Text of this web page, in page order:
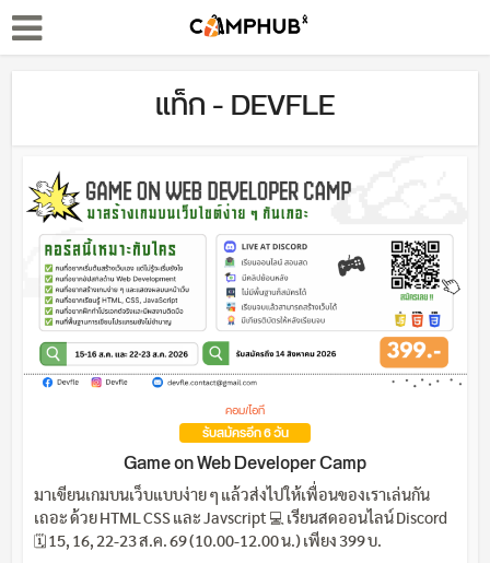
แท็ก - DEVFLE
คอม/ไอที
รับสมัครอีก 6 วัน
Game on Web Developer Camp
มาเขียนเกมบนเว็บแบบง่าย ๆ แล้วส่งไปให้เพื่อนของเราเล่นกัน
เถอะ ด้วย HTML CSS และ Javscript 💻 เรียนสดออนไลน์ Discord
🗓️ 15, 16, 22-23 ส.ค. 69 (10.00-12.00 น.) เพียง 399 บ.